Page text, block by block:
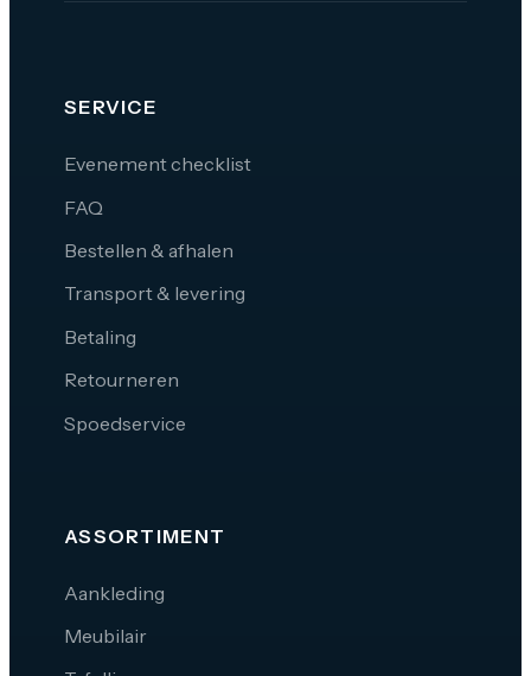
SERVICE
Evenement checklist
FAQ
Bestellen & afhalen
Transport & levering
Betaling
Retourneren
Spoedservice
ASSORTIMENT
Aankleding
Meubilair